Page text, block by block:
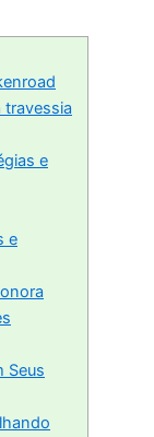
e
e
Seus